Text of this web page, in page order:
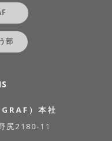
部
）本社
尻2180-11